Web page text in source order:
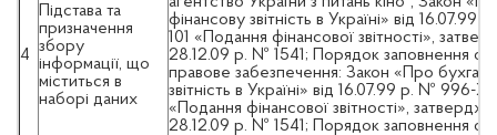
4
Підстава та
призначення
збору
інформації, що
міститься в
наборі даних
фінансову звітність в Україні» від
101 «Подання фінансової звітності»,
28.12.09 р. № 1541; Порядок заповнення
правове забезпечення: Закон «Про
звітність в Україні» від 16.07.99 р. №
«Подання фінансової звітності»,
28.12.09 р. № 1541; Порядок заповнення